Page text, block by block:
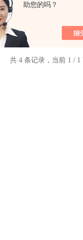
助您的吗？
共 4 条记录，当前 1 /